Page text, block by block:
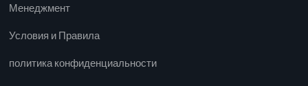
Менеджмент
Условия и Правила
политика конфиденциальности